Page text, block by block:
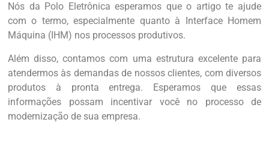
Nós da Polo Eletrônica esperamos que o artigo te ajude
com o termo, especialmente quanto à Interface Homem
Máquina (IHM) nos processos produtivos.
Além disso, contamos com uma estrutura excelente para
atendermos às demandas de nossos clientes, com diversos
produtos à pronta entrega. Esperamos que essas
informações possam incentivar você no processo de
modernização de sua empresa.